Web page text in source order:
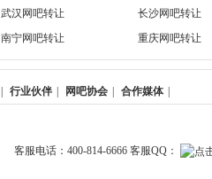
武汉网吧转让
长沙网吧转让
南宁网吧转让
重庆网吧转让
行业伙伴 网吧协会 合作媒体
客服电话：400-814-6666 客服QQ：